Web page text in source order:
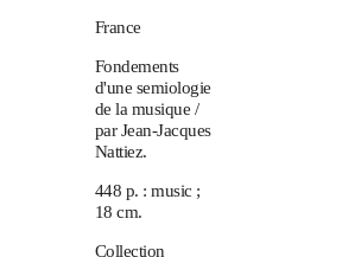
France
Fondements
d'une semiologie
de la musique /
par Jean-Jacques
Nattiez.
448 p. : music ;
18 cm.
Collection